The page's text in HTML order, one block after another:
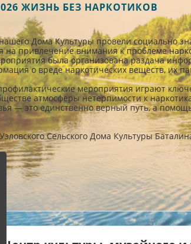
ЖИЗНЬ БЕЗ НАРКОТИКОВ
Дома Культуры провели социально
на привлечение внимания к проблеме
была организована раздача
о вреде наркотических веществ, их
мероприятия играют
атмосферы нетерпимости к
— это единственно верный путь, а
Сельского Дома Культуры